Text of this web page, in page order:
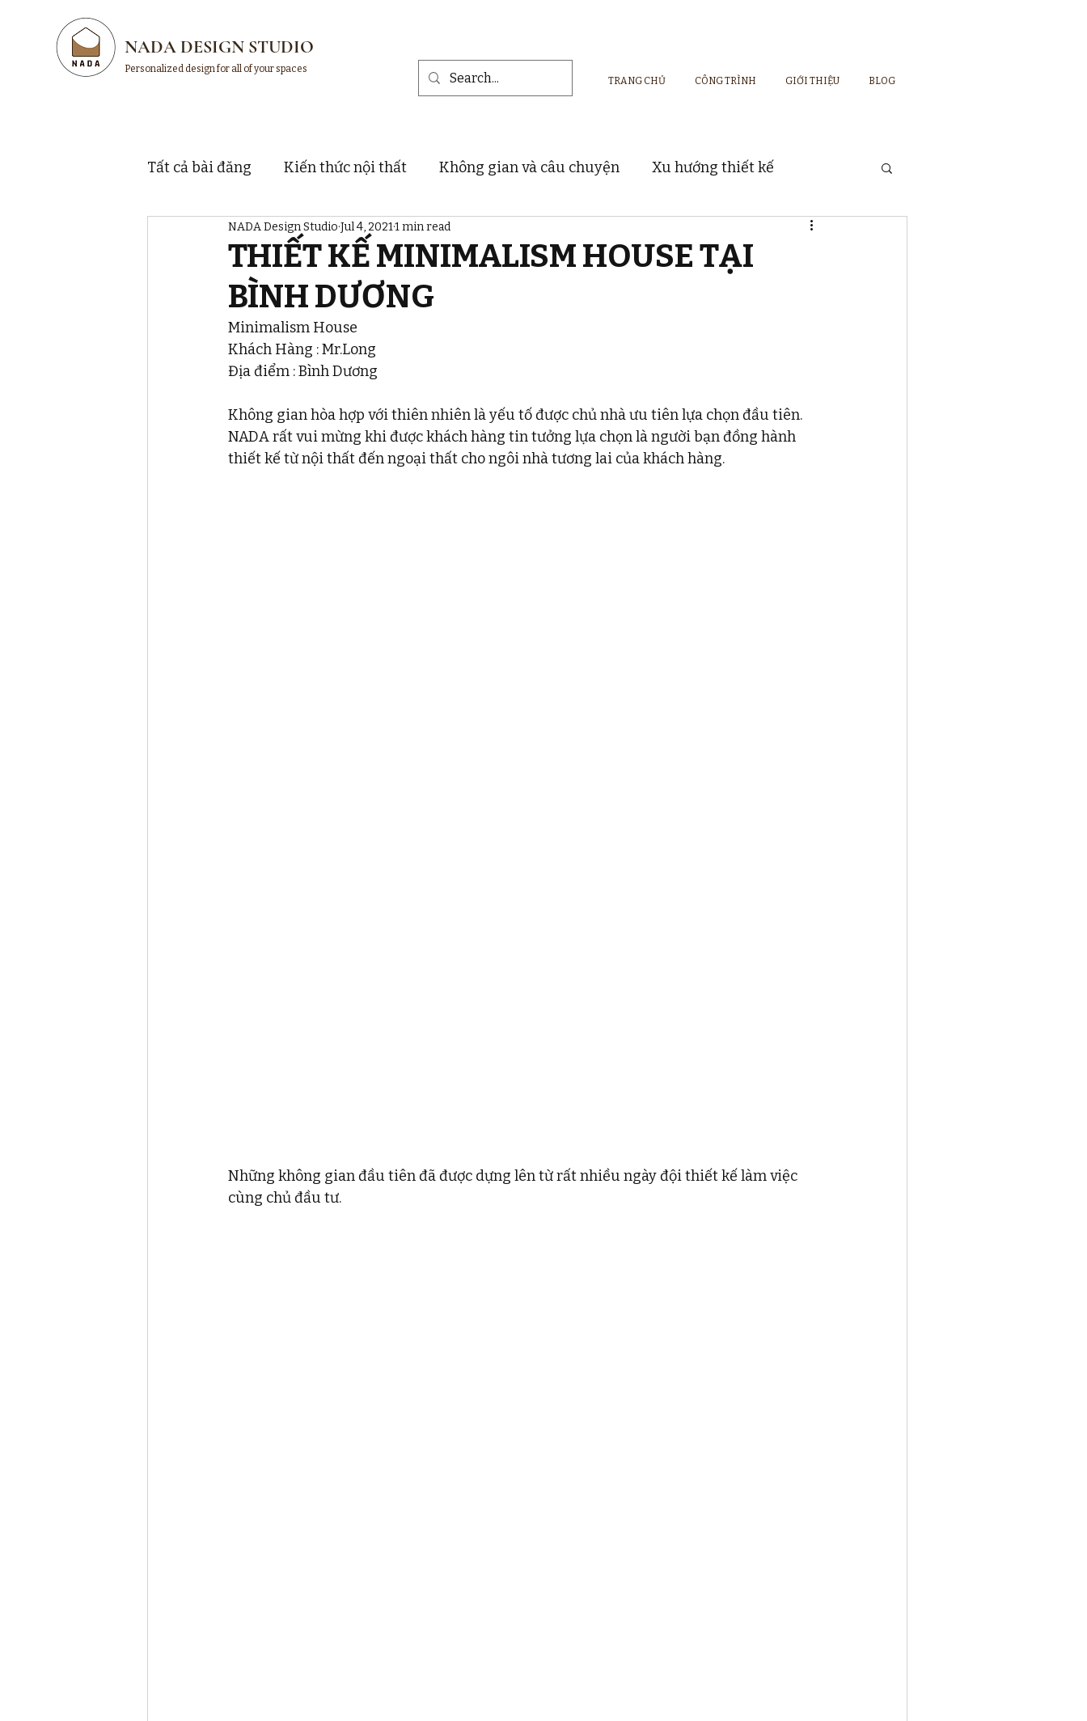
NADA DESIGN STUDIO
Personalized design for all of your spaces
TRANG CHỦ
CÔNG TRÌNH GIỚI THIỆU BLOG
Tất cả bài đăng Kiến thức nội thất Không gian và câu chuyện Xu hướng thiết kế
Thị trường và thương hiệu Vật liệu và sản phẩm nội thất
THIẾT KẾ MINIMALISM HOUSE TẠI
BÌNH DƯƠNG
NADA Design Studio Jul 4, 20211 min read
Minimalism House
Khách Hàng : Mr.Long
Địa điểm : Bình Dương
Không gian hòa hợp với thiên nhiên là yếu tố được chủ nhà ưu tiên lựa chọn đầu tiên.
NADA rất vui mừng khi được khách hàng tin tưởng lựa chọn là người bạn đồng hành
thiết kế từ nội thất đến ngoại thất cho ngôi nhà tương lai của khách hàng.
Những không gian đầu tiên đã được dựng lên từ rất nhiều ngày đội thiết kế làm việc
cùng chủ đầu tư.